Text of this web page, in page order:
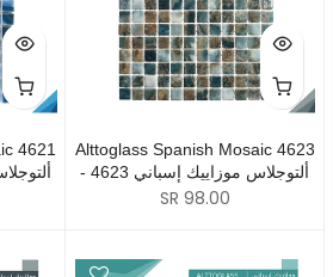
4621
- 4621
Alttoglass Spanish Mosaic 4623
- 4623 ألتوجلاس موزاييك إسباني
SR 98.00